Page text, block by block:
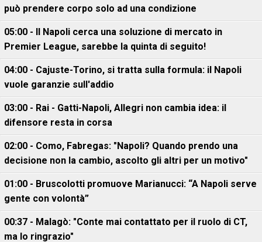
può prendere corpo solo ad una condizione
05:00 - Il Napoli cerca una soluzione di mercato in
Premier League, sarebbe la quinta di seguito!
04:00 - Cajuste-Torino, si tratta sulla formula: il Napoli
vuole garanzie sull'addio
03:00 - Rai - Gatti-Napoli, Allegri non cambia idea: il
difensore resta in corsa
02:00 - Como, Fabregas: "Napoli? Quando prendo una
decisione non la cambio, ascolto gli altri per un motivo"
01:00 - Bruscolotti promuove Marianucci: “A Napoli serve
gente con volontà”
00:37 - Malagò: "Conte mai contattato per il ruolo di CT,
ma lo ringrazio"